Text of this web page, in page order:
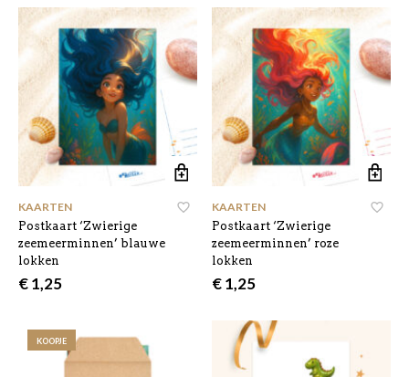
KAARTEN
Postkaart ‘Zwierige
zeemeerminnen’ blauwe
lokken
€1,25
KAARTEN
Postkaart ‘Zwierige
zeemeerminnen’ roze
lokken
€1,25
KOOPJE